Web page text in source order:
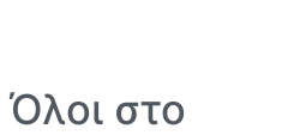
Όλοι στο